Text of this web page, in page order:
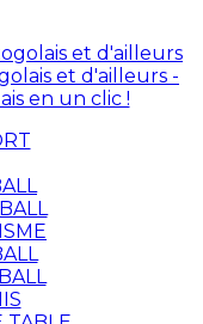
et d'ailleurs -
en un clic !